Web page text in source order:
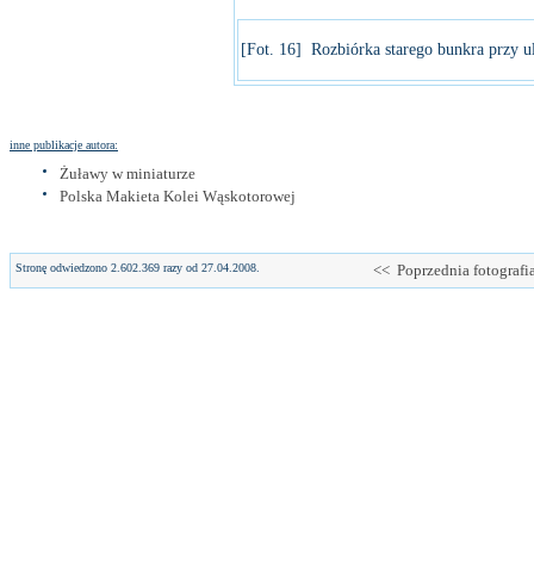
[Fot. 16] Rozbiórka starego bunkra przy
inne publikacje autora:
Żuławy w miniaturze
Polska Makieta Kolei Wąskotorowej
Stronę odwiedzono 2.602.369 razy od 27.04.2008. << Poprzednia